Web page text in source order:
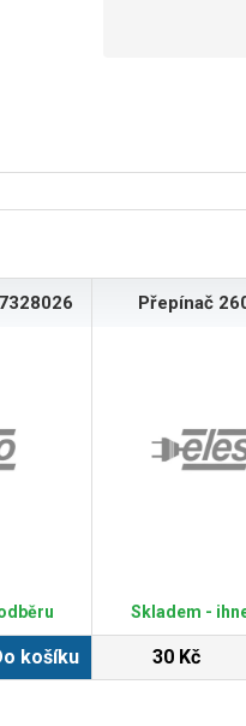
košíku
Přepínač
Skladem -
30 Kč